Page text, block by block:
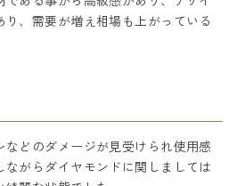
、需要が増え相場も上がっている
などのダメージが見受けられ使用感
がらダイヤモンドに関しましては